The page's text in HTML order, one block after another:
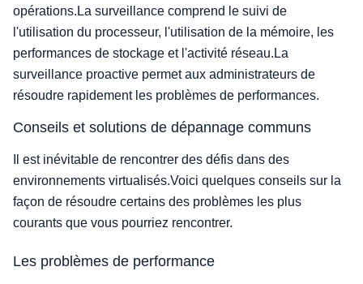
opérations.La surveillance comprend le suivi de
l'utilisation du processeur, l'utilisation de la mémoire, les
performances de stockage et l'activité réseau.La
surveillance proactive permet aux administrateurs de
résoudre rapidement les problèmes de performances.
Conseils et solutions de dépannage communs
Il est inévitable de rencontrer des défis dans des
environnements virtualisés.Voici quelques conseils sur la
façon de résoudre certains des problèmes les plus
courants que vous pourriez rencontrer.
Les problèmes de performance